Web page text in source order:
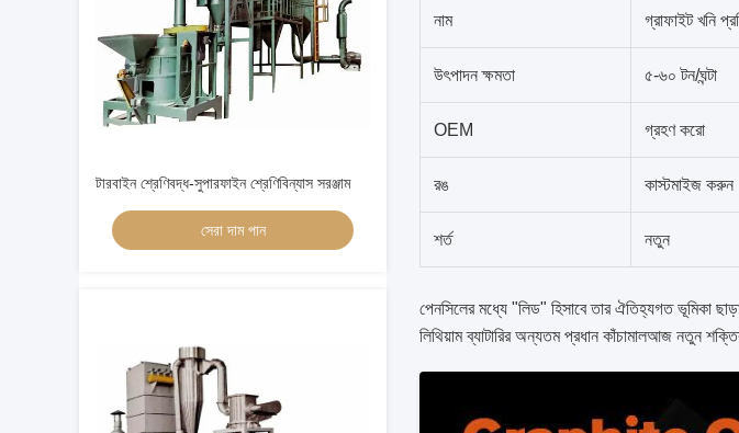
টারবাইন শ্রেণিবদ্ধ-সুপারফাইন শ্রেণিবিন্যাস সরঞ্জাম
সেরা দাম পান
নাম গ্রাফাইট খনি
উৎপাদন ক্ষমতা ৫-৬০ টন/ঘন্টা
OEM গ্রহণ করো
রঙ কাস্টমাইজ করুন
শর্ত নতুন
পেনসিলের মধ্যে "লিড" হিসাবে তার ঐতিহ্যগত ভূমিকা
লিথিয়াম ব্যাটারির অন্যতম প্রধান কাঁচামালআজ নতুন